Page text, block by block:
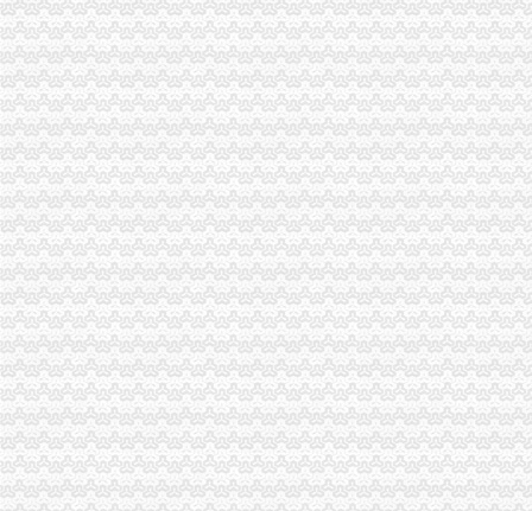
虚拟地址注册公司-北京便民网
虚拟地址注册公司有啥风险？虚拟地址注册公司优势_搜狐财经_搜狐网
注册公司虚拟地址有啥坏处
虚拟地址注册公司-北京典创登记注册代理事务所
实际况中上海用虚拟地址注册公司会有什么麻烦？_百度知道
注册公司虚拟地址多少钱
埔注册公司虚拟地址_志趣网
虚拟地址注册公司有啥风险？虚拟地址注册公司优势_搜狐财经_搜狐网
虚拟地址注册公司合吗?_你创我帮_温州金点_新浪博客
北京虚拟地址可以注册公司吗,注册公司*办,虚拟地址注册公司-北京
虚拟地址注册公司有问题吗_搜狐财经_搜狐网
用虚拟地址注册公司海淀公司虚拟注册地址包年检-中国贸易网
用虚拟地址注册公司海淀公司虚拟注册地址包年检_志趣网
上海虚拟地址注册公司_搜了网
【注册公司虚拟地址上海虹口】价格_厂家_图片-Hc360慧聪网
厦门虚拟注册地址能为注册公司做什么-久久信息网
虚拟地址注册公司【企业吧】_百度贴吧
张江注册公司虚拟地址注册上海公司流程_搜狐财经_搜狐网
上海虚拟地址注册公司的优势分析-商务服务
关于虚拟地址注册公司 你所不知道的问题_北京代办注册公司-泓灼_